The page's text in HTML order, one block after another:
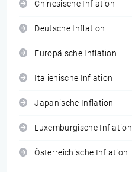
Chinesische Inflation
Deutsche Inflation
Europäische Inflation
Italienische Inflation
Japanische Inflation
Luxemburgische Inflation
Österreichische Inflation